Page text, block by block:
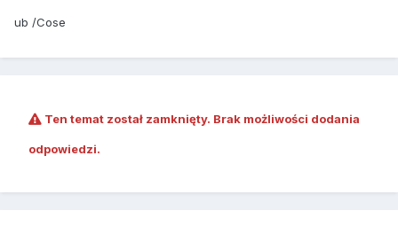
ub /Cose
Ten temat został zamknięty. Brak możliwości dodania
odpowiedzi.